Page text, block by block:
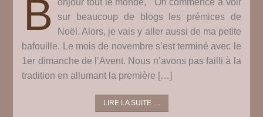
B
onjour tout le monde, On commence à voir
sur beaucoup de blogs les prémices de
Noël. Alors, je vais y aller aussi de ma petite
bafouille. Le mois de novembre s’est terminé avec le
1er dimanche de l’Avent. Nous n’avons pas failli à la
tradition en allumant la première […]
LIRE LA SUITE ....